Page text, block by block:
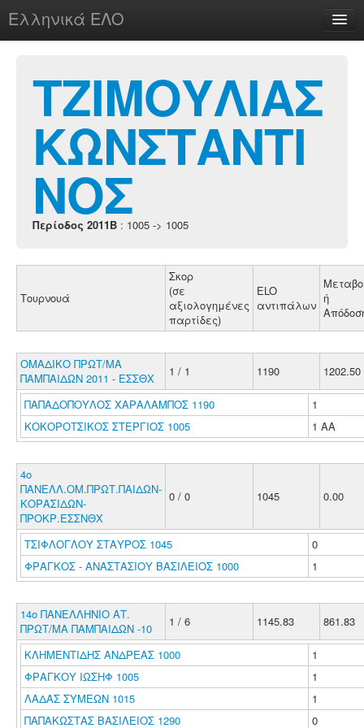
Ελληνικά ΕΛΟ
chesstu.be @ discord
Login
ΤΖΙΜΟΥΛΙΑΣ
ΚΩΝΣΤΑΝΤΙ
ΝΟΣ
Περίοδος 2011B : 1005 -> 1005
Τουρνουά
Σκορ
(σε
αξιολογημένες
παρτίδες)
ELO
αντιπάλων ή
ΟΜΑΔΙΚΟ ΠΡΩΤ/ΜΑ
ΠΑΜΠΑΙΔΩΝ 2011 - ΕΣΣΘΧ
1 / 1 1190 1202.50
ΠΑΠΑΔΟΠΟΥΛΟΣ ΧΑΡΑΛΑΜΠΟΣ 1190
1
ΚΟΚΟΡΟΤΣΙΚΟΣ ΣΤΕΡΓΙΟΣ 1005
1 ΑΑ
4ο
ΠΑΝΕΛΛ.ΟΜ.ΠΡΩΤ.ΠΑΙΔΩΝ-
ΚΟΡΑΣΙΔΩΝ-
ΠΡΟΚΡ.ΕΣΣΝΘΧ
0 / 0 1045 0.00
ΤΣΙΦΛΟΓΛΟΥ ΣΤΑΥΡΟΣ 1045
0
ΦΡΑΓΚΟΣ - ΑΝΑΣΤΑΣΙΟΥ ΒΑΣΙΛΕΙΟΣ 1000
1
14ο ΠΑΝΕΛΛΗΝΙΟ ΑΤ.
ΠΡΩΤ/ΜΑ ΠΑΜΠΑΙΔΩΝ -10
1 / 6 1145.83 861.83
ΚΛΗΜΕΝΤΙΔΗΣ ΑΝΔΡΕΑΣ 1000
1
ΦΡΑΓΚΟΥ ΙΩΣΗΦ 1005
1
ΛΑΔΑΣ ΣΥΜΕΩΝ 1015
1
ΠΑΠΑΚΩΣΤΑΣ ΒΑΣΙΛΕΙΟΣ 1290
0